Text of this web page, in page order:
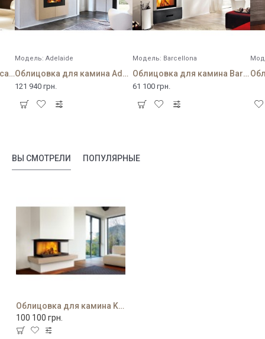
Облицовка для камина Academy
Модель: Adelaide
Облицовка для камина Adelaide
121 940 грн.
Модель: Barcellona
Облицовка для камина Barcellona
61 100 грн.
ВЫ СМОТРЕЛИ ПОПУЛЯРНЫЕ
Облицовка для камина Kensington
100 100 грн.